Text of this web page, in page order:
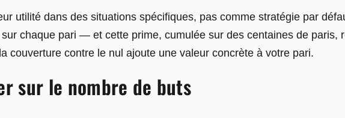
utilité dans des situations spécifiques, pas comme stratégie par
sur chaque pari — et cette prime, cumulée sur des centaines de paris,
couverture contre le nul ajoute une valeur concrète à votre pari.
sur le nombre de buts